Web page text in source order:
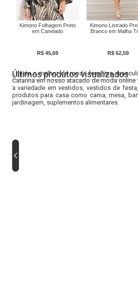
Kimono Folhagem Preto
em Canelado
R$ 45,69
Kimono Listrado
Branco em Malha
R$ 62,59
Últimos produtos visualizados
Lojista o melhor da moda feminina,
Catarina em nosso atacado de moda
a variedade em vestidos, vestidos de
produtos para casa como cama, mesa,
jardinagem, suplementos alimentares.